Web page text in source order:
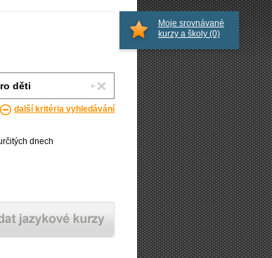
další kritéria vyhledávání
dnech
Moje srovnávané
kurzy a školy (0)